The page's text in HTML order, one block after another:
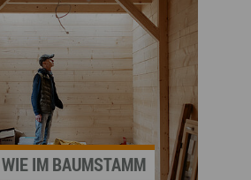
IM BAUMSTAMM